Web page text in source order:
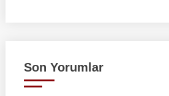
Son Yorumlar